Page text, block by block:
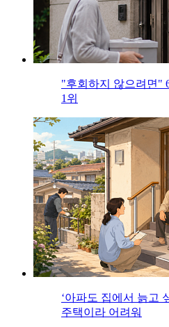
"후회하지 않으려면"
1위
‘아파도 집에서 늙고
주택이라 어려워